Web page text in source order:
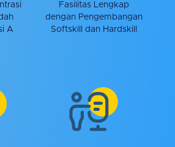
A
Fasilitas Lengkap
dengan Pengembangan
Softskill dan Hardskill